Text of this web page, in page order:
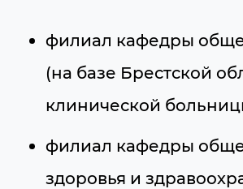
филиал кафедры
(на базе Брестской
клинической
филиал кафедры
здоровья и